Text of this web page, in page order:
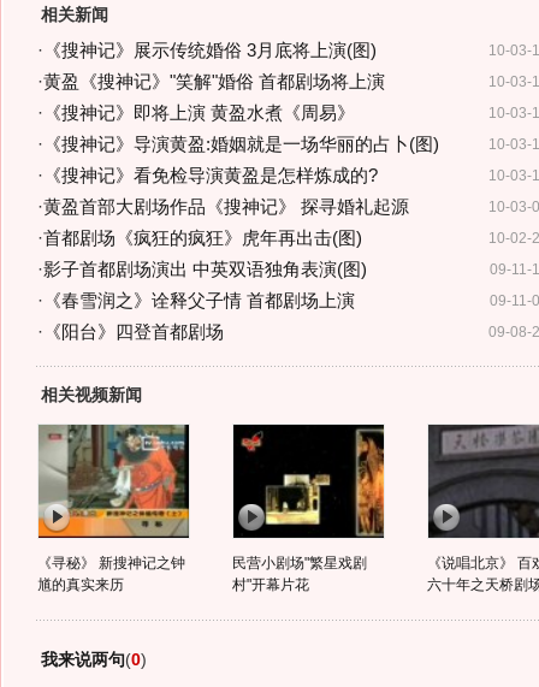
相关新闻
10-03-
· 《搜神记》展示传统婚俗 3月底将上演(图)
10-03-
·黄盈《搜神记》"笑解"婚俗 首都剧场将上演
10-03-
· 《搜神记》即将上演 黄盈水煮《周易》
10-03-
· 《搜神记》导演黄盈:婚姻就是一场华丽的占卜(图)
10-03-
· 《搜神记》看免检导演黄盈是怎样炼成的?
10-03-
·黄盈首部大剧场作品《搜神记》 探寻婚礼起源
10-02-
·首都剧场《疯狂的疯狂》虎年再出击(图)
09-11-
·影子首都剧场演出 中英双语独角表演(图)
09-11-
· 《春雪润之》诠释父子情 首都剧场上演
09-08-
· 《阳台》四登首都剧场
相关视频新闻
《寻秘》 新搜神记之钟
馗的真实来历
民营小剧场"繁星戏剧
村"开幕片花
《说唱北京》 百
六十年之天桥剧
我来说两句(0)